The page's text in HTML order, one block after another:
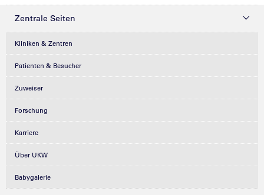
Zentrale Seiten
Kliniken & Zentren
Patienten & Besucher
Zuweiser
Forschung
Karriere
Über UKW
Babygalerie